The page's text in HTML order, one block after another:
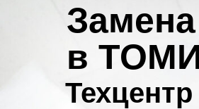
Замена
в
Техцентр